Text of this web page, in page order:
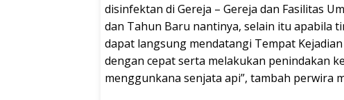
disinfektan di Gereja – Gereja dan Fasilitas
dan Tahun Baru nantinya, selain itu apabila
dapat langsung mendatangi Tempat
dengan cepat serta melakukan penindakan
menggunkana senjata api”, tambah perwira